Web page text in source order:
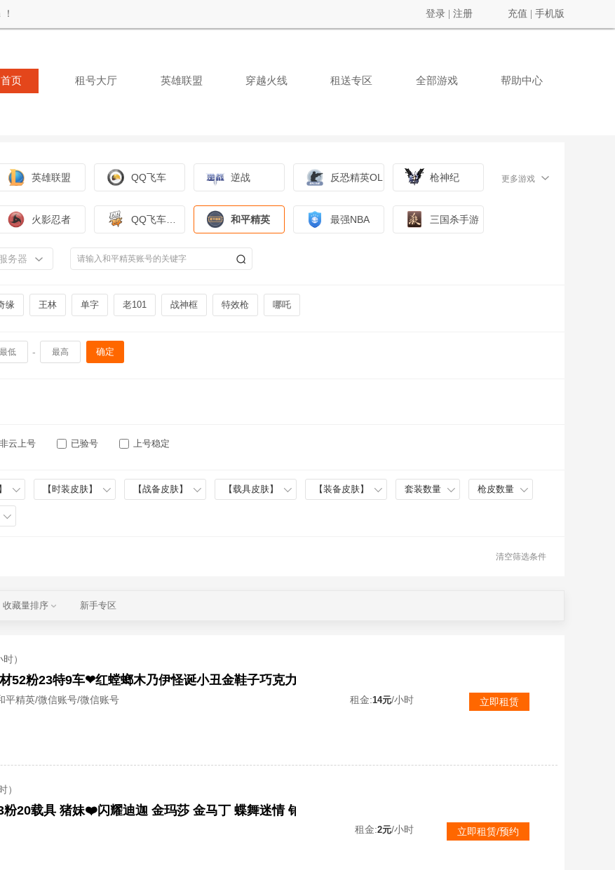
登录 注册 充值 手机版
首页 租号大厅 英雄联盟 穿越火线 租送专区 全部游戏 帮助中心
英雄联盟 QQ飞车 逆战 反恐精英OL 枪神纪 更多游戏
火影忍者 和平精英 最强NBA 三国杀手游
务器
缘 王林 单字 老101 战神框 特效枪 哪吒
- 确定
非云上号 已验号 上号稳定
【时装皮肤】 【战备皮肤】 【载具皮肤】 【装备皮肤】 套装数量 枪皮数量
清空筛选条件
收藏量排序 新手专区
）
平精英/微信账号/微信账号 租金:14元/小时 立即租赁
）
20载具 猪妹❤️闪耀迪迦 金玛莎 金马丁 蝶舞迷情 铂金特斯拉
租金:2元/小时 立即租赁/预约